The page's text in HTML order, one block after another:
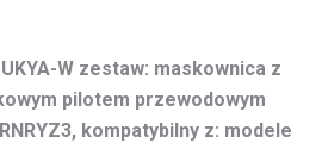
W zestaw: maskownica z
pilotem przewodowym
kompatybilny z: modele